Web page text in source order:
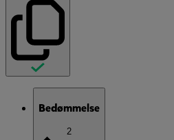
Bedømmelse
2